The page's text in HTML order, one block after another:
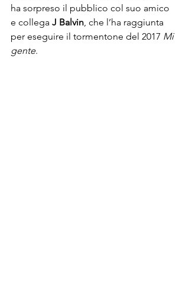
ha sorpreso il pubblico col suo amico
e collega J Balvin , che l’ha raggiunta
per eseguire il tormentone del 2017 Mi
gente.